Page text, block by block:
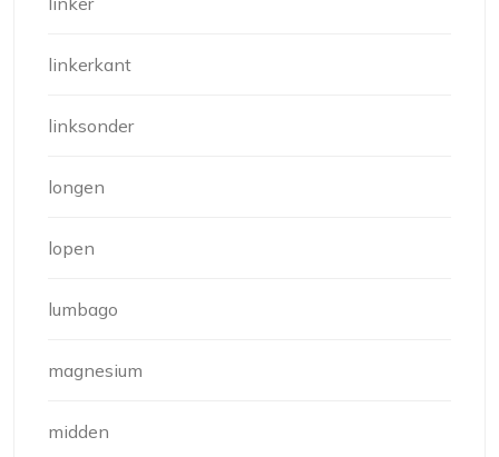
linkerkant
linksonder
longen
lopen
lumbago
magnesium
midden